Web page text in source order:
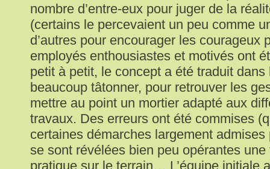
nombre d’entre-eux pour juger de la
(certains le percevaient un peu comme
d’autres pour encourager les courageux
employés enthousiastes et motivés ont
petit à petit, le concept a été traduit
beaucoup tâtonner, pour retrouver les
mettre au point un mortier adapté aux
travaux. Des erreurs ont été commises
certaines démarches largement
se sont révélées bien peu opérantes
pratique sur le terrain… L’équipe initiale